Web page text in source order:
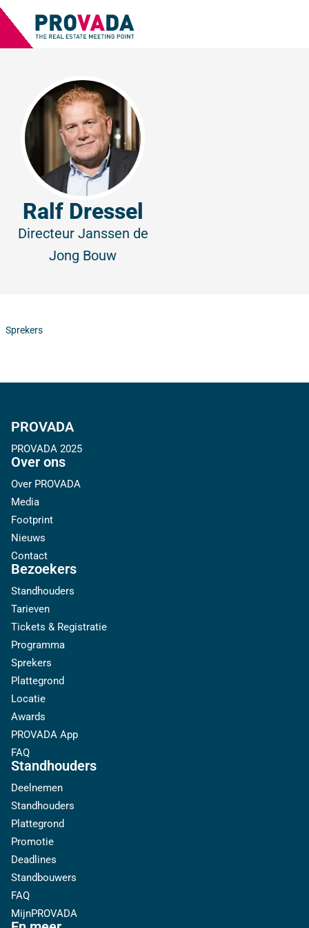
Ralf Dressel
Directeur Janssen de
Jong Bouw
Sprekers
PROVADA
PROVADA 2025
Over ons
Over PROVADA
Media
Footprint
Nieuws
Contact
Bezoekers
Standhouders
Tarieven
Tickets & Registratie
Programma
Sprekers
Plattegrond
Locatie
Awards
PROVADA App
FAQ
Standhouders
Deelnemen
Standhouders
Plattegrond
Promotie
Deadlines
Standbouwers
FAQ
MijnPROVADA